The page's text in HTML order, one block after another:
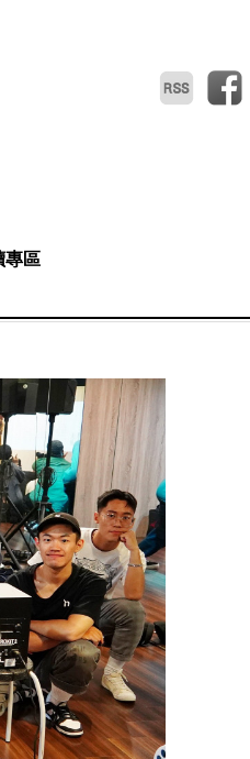
RSS
專區